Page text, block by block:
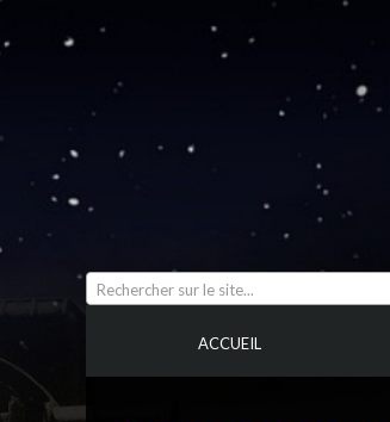
Rechercher sur le site...
ACCUEIL